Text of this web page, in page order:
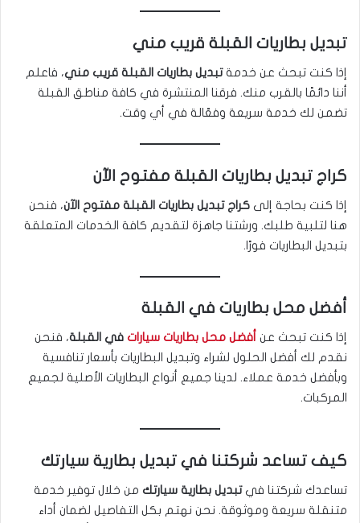
تبديل بطاريات القبلة قريب مني
إذا كنت تبحث عن خدمةتبديل بطاريات القبلة قريب مني، فاعلم
أننا دائمًا بالقرب منك. فرقنا المنتشرة في كافة مناطق القبلة
تضمن لك خدمة سريعة وفعّالة في أي وقت.
كراج تبديل بطاريات القبلة مفتوح الآن
إذا كنت بحاجة إلى كراج تبديل بطاريات القبلة مفتوح الآن، فنحن
هنا لتلبية طلبك. ورشتنا جاهزة لتقديم كافة الخدمات المتعلقة
بتبديل البطاريات فورًا.
أفضل محل بطاريات في القبلة
إذا كنت تبحث عن أفضل محل بطاريات سيارات في القبلة، فنحن
نقدم لك أفضل الحلول لشراء وتبديل البطاريات بأسعار تنافسية
وبأفضل خدمة عملاء. لدينا جميع أنواع البطاريات الأصلية لجميع
المركبات.
كيف تساعد شركتنا في تبديل بطارية سيارتك
تساعدك شركتنا فيتبديل بطارية سيارتك من خلال توفير خدمة
متنقلة سريعة وموثوقة. نحن نهتم بكل التفاصيل لضمان أداء